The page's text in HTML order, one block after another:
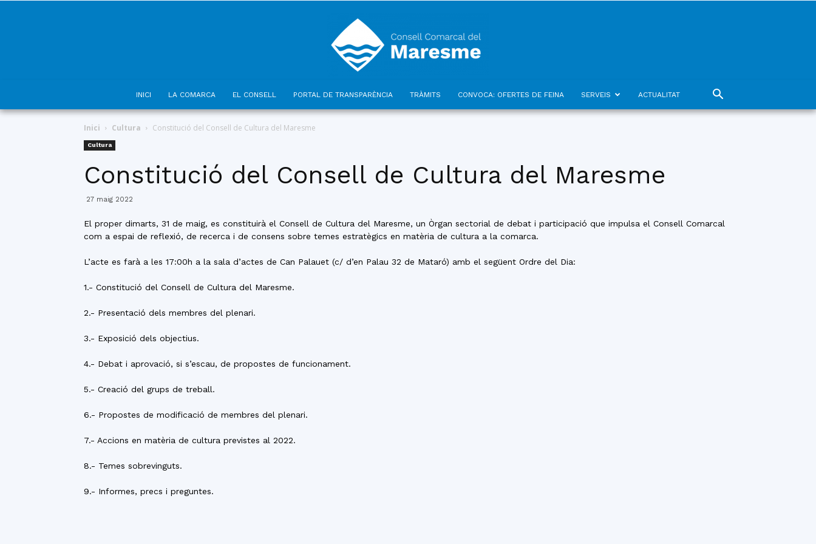
INICI LA COMARCA EL CONSELL PORTAL DE TRANSPARÈNCIA TRÀMITS CONVOCA: OFERTES DE FEINA SERVEIS ACTUALITAT
Inici Cultura Constitució del Consell de Cultura del Maresme
Cultura
Constitució del Consell de Cultura del Maresme
27 maig 2022
El proper dimarts, 31 de maig, es constituirà el Consell de Cultura del Maresme, un Òrgan sectorial de debat i participació que impulsa el Consell Comarcal
com a espai de reflexió, de recerca i de consens sobre temes estratègics en matèria de cultura a la comarca.
L’acte es farà a les 17:00h a la sala d’actes de Can Palauet (c/ d’en Palau 32 de Mataró) amb el següent Ordre del Dia:
1.- Constitució del Consell de Cultura del Maresme.
2.- Presentació dels membres del plenari.
3.- Exposició dels objectius.
4.- Debat i aprovació, si s’escau, de propostes de funcionament.
5.- Creació del grups de treball.
6.- Propostes de modificació de membres del plenari.
7.- Accions en matèria de cultura previstes al 2022.
8.- Temes sobrevinguts.
9.- Informes, precs i preguntes.